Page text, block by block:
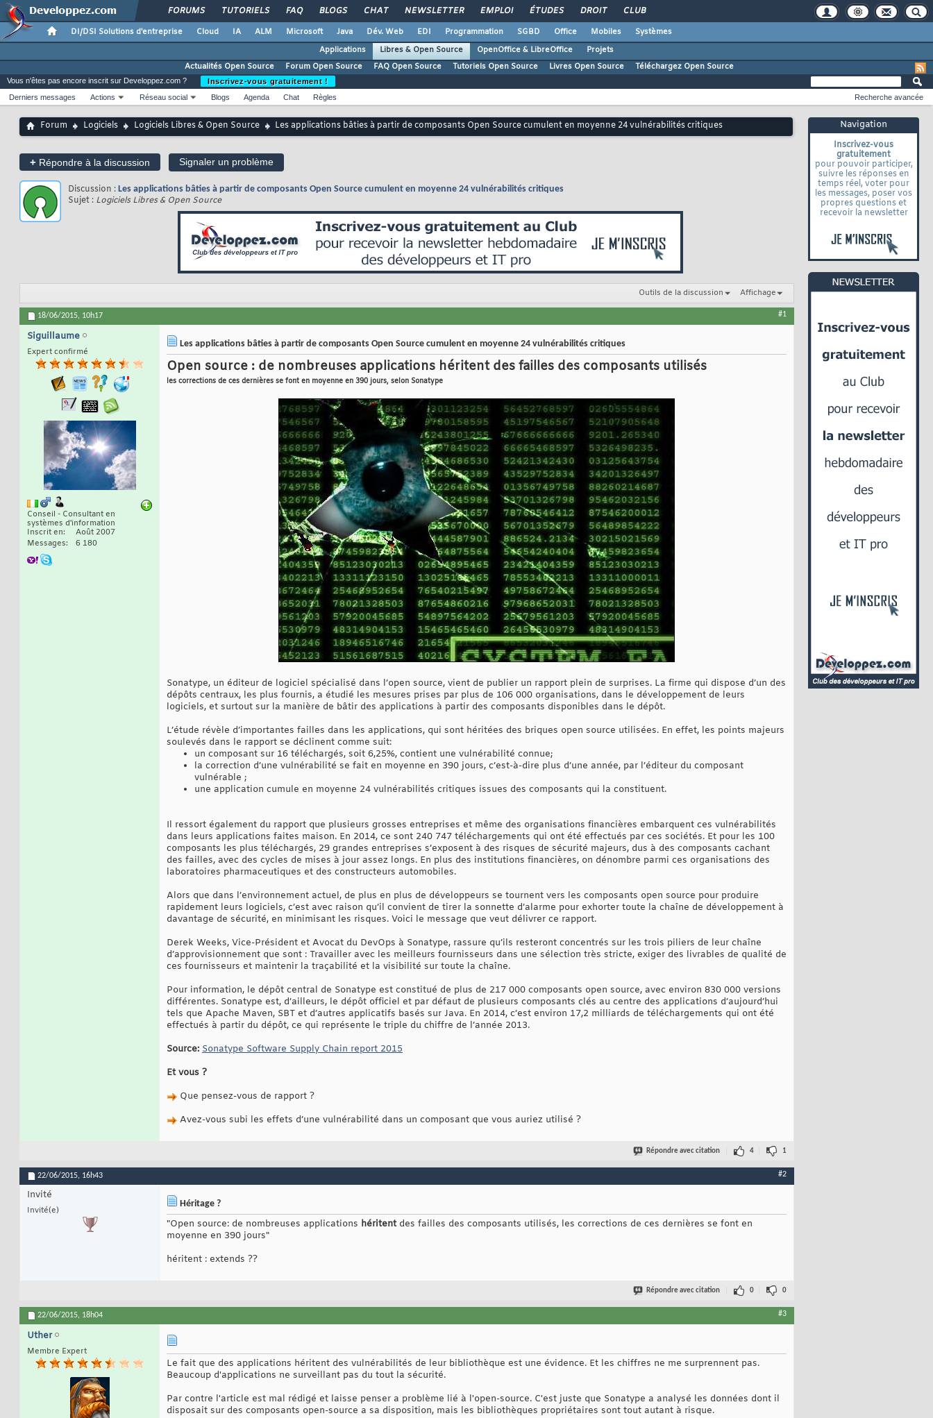
FORUMS TUTORIELS FAQ BLOGS CHAT NEWSLETTER EMPLOI ÉTUDES DROIT CLUB
DI/DSI Solutions d'entreprise Cloud IA ALM Microsoft Java Dév. Web EDI Programmation SGBD Office Mobiles
Systèmes
Applications
Libres & Open Source OpenOffice & LibreOffice
Projets
Actualités Open Source
Forum Open Source FAQ Open Source Tutoriels Open Source Livres Open Source Téléchargez Open Source
Navigation
Inscrivez-vous
gratuitement
pour pouvoir participer,
suivre les réponses en
temps réel, voter pour
les messages, poser vos
propres questions et
recevoir la newsletter
Vous n'êtes pas encore inscrit sur Developpez.com ?
Inscrivez-vous gratuitement !
Derniers messages
Actions Réseau social Blogs Agenda Chat Règles Recherche avancée
Forum Logiciels Logiciels Libres & Open Source Les applications bâties à partir de composants Open Source cumulent en moyenne 24 vulnérabilités critiques
+ Répondre à la discussion Signaler un problème
Discussion : Les applications bâties à partir de composants Open Source cumulent en moyenne 24 vulnérabilités critiques
Sujet : Logiciels Libres & Open Source
Outils de la discussion Affichage
18/06/2015, 10h17 #1
Siguillaume
Expert confirmé
Conseil - Consultant en
systèmes d'information
Inscrit en
Août 2007
Messages
6 180
Les applications bâties à partir de composants Open Source cumulent en moyenne 24 vulnérabilités critiques
Open source : de nombreuses applications héritent des failles des composants utilisés
les corrections de ces dernières se font en moyenne en 390 jours, selon Sonatype
Sonatype, un éditeur de logiciel spécialisé dans l’open source, vient de publier un rapport plein de surprises. La firme qui dispose d’un des
dépôts centraux, les plus fournis, a étudié les mesures prises par plus de 106 000 organisations, dans le développement de leurs
logiciels, et surtout sur la manière de bâtir des applications à partir des composants disponibles dans le dépôt.
L’étude révèle d’importantes failles dans les applications, qui sont héritées des briques open source utilisées. En effet, les points majeurs
soulevés dans le rapport se déclinent comme suit:
un composant sur 16 téléchargés, soit 6,25%, contient une vulnérabilité connue;
la correction d’une vulnérabilité se fait en moyenne en 390 jours, c’est-à-dire plus d’une année, par l’éditeur du composant
vulnérable ;
une application cumule en moyenne 24 vulnérabilités critiques issues des composants qui la constituent.
Il ressort également du rapport que plusieurs grosses entreprises et même des organisations financières embarquent ces vulnérabilités
dans leurs applications faites maison. En 2014, ce sont 240 747 téléchargements qui ont été effectués par ces sociétés. Et pour les 100
composants les plus téléchargés, 29 grandes entreprises s’exposent à des risques de sécurité majeurs, dus à des composants cachant
des failles, avec des cycles de mises à jour assez longs. En plus des institutions financières, on dénombre parmi ces organisations des
laboratoires pharmaceutiques et des constructeurs automobiles.
Alors que dans l’environnement actuel, de plus en plus de développeurs se tournent vers les composants open source pour produire
rapidement leurs logiciels, c’est avec raison qu’il convient de tirer la sonnette d’alarme pour exhorter toute la chaîne de développement à
davantage de sécurité, en minimisant les risques. Voici le message que veut délivrer ce rapport.
Derek Weeks, Vice-Président et Avocat du DevOps à Sonatype, rassure qu’ils resteront concentrés sur les trois piliers de leur chaîne
d’approvisionnement que sont : Travailler avec les meilleurs fournisseurs dans une sélection très stricte, exiger des livrables de qualité de
ces fournisseurs et maintenir la traçabilité et la visibilité sur toute la chaîne.
Pour information, le dépôt central de Sonatype est constitué de plus de 217 000 composants open source, avec environ 830 000 versions
différentes. Sonatype est, d’ailleurs, le dépôt officiel et par défaut de plusieurs composants clés au centre des applications d’aujourd’hui
tels que Apache Maven, SBT et d’autres applicatifs basés sur Java. En 2014, c’est environ 17,2 milliards de téléchargements qui ont été
effectués à partir du dépôt, ce qui représente le triple du chiffre de l’année 2013.
Source: Sonatype Software Supply Chain report 2015
Et vous ?
Que pensez-vous de rapport ?
Avez-vous subi les effets d’une vulnérabilité dans un composant que vous auriez utilisé ?
Répondre avec citation 4 1
22/06/2015, 16h43 #2
Invité
Invité(e)
Héritage ?
"Open source: de nombreuses applications héritentdes failles des composants utilisés, les corrections de ces dernières se font en
moyenne en 390 jours"
héritent : extends ??
Répondre avec citation 0 0
22/06/2015, 18h04 #3
Uther
Membre Expert
Le fait que des applications héritent des vulnérabilités de leur bibliothèque est une évidence. Et les chiffres ne me surprennent pas.
Beaucoup d'applications ne surveillant pas du tout la sécurité.
Par contre l'article est mal rédigé et laisse penser a problème lié à l'open-source. C'est juste que Sonatype a analysé les données dont il
disposait sur des composants open-source a sa disposition, mais les bibliothèques propriétaires sont tout autant à risque.